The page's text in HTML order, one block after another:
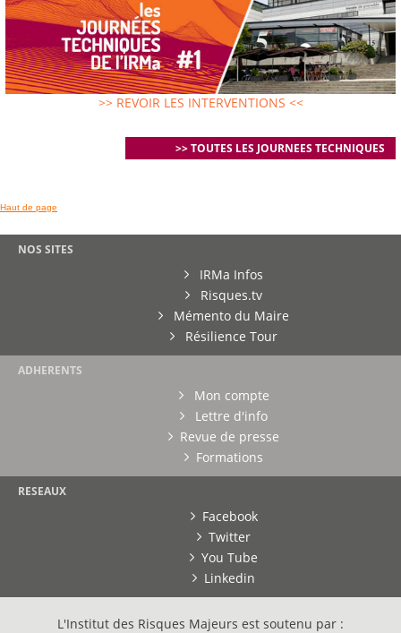
>> REVOIR LES INTERVENTIONS <<
>> TOUTES LES JOURNEES TECHNIQUES
Haut de page
NOS SITES
IRMa Infos
Risques.tv
Mémento du Maire
Résilience Tour
ADHERENTS
Mon compte
Lettre d'info
Revue de presse
Formations
RESEAUX
Facebook
Twitter
You Tube
Linkedin
L'Institut des Risques Majeurs est soutenu par :